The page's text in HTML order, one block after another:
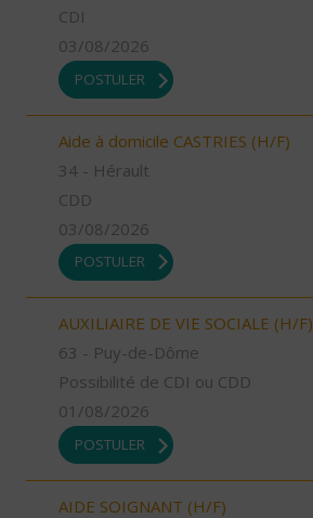
CDI
03/08/2026
POSTULER
Aide à domicile CASTRIES (H/F)
34 - Hérault
CDD
03/08/2026
POSTULER
AUXILIAIRE DE VIE SOCIALE (H/F)
63 - Puy-de-Dôme
Possibilité de CDI ou CDD
01/08/2026
POSTULER
AIDE SOIGNANT (H/F)